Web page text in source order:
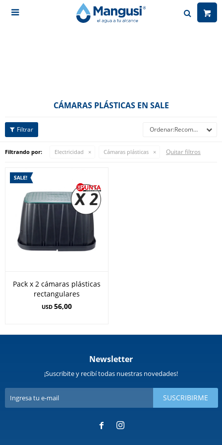

CÁMARAS PLÁSTICAS EN SALE
Recomendados
Filtrando por: Electricidad Cámaras plásticas Quitar filtros
Pack x 2 cámaras plásticas
rectangulares
USD 56,00
Newsletter
¡Suscribite y recibí todas nuestras novedades!
SUSCRIBIRME
 